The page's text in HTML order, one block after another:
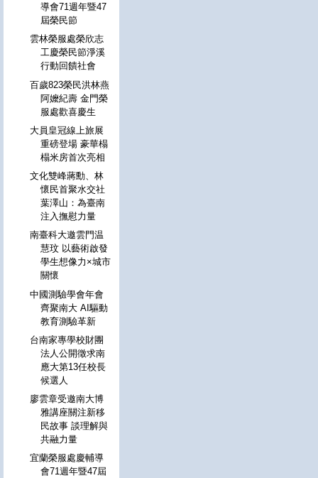
導會71週年暨47
屆榮民節
雲林榮服處榮欣志
工慶榮民節淨溪
行動回饋社會
百歲823榮民洪林燕
阿嬤紀壽 金門榮
服處歡喜慶生
大員皇冠線上旅展
重磅登場 豪華榻
榻米房首次亮相
文化雙峰蔣勳、林
懷民首聚水交社
葉澤山：為臺南
注入撫慰力量
南臺科大邀雲門温
慧玟 以藝術啟發
學生想像力×城市
關懷
中國測驗學會年會
齊聚南大 AI驅動
教育測驗革新
台南家專學校財團
法人公開徵求南
應大第13任校長
候選人
廖雲章受邀南大博
雅講座關注新移
民故事 談理解與
共融力量
宜蘭榮服處慶輔導
會71週年暨47屆